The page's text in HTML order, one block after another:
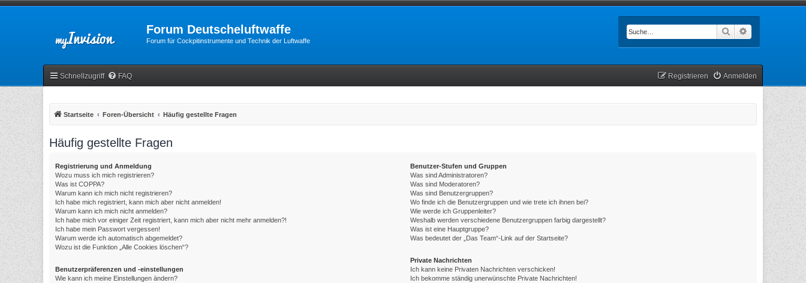
Forum Deutscheluftwaffe
Forum für Cockpitinstrumente und Technik der Luftwaffe
Suche
Schnellzugriff FAQ Anmelden
Registrieren
Startseite Foren-Übersicht Häufig gestellte Fragen
Häufig gestellte Fragen
Registrierung und Anmeldung
Wozu muss ich mich registrieren?
Was ist COPPA?
Warum kann ich mich nicht registrieren?
Ich habe mich registriert, kann mich aber nicht anmelden!
Warum kann ich mich nicht anmelden?
Ich habe mich vor einiger Zeit registriert, kann mich aber nicht mehr anmelden?!
Ich habe mein Passwort vergessen!
Warum werde ich automatisch abgemeldet?
Wozu ist die Funktion „Alle Cookies löschen“?
Benutzerpräferenzen und -einstellungen
Wie kann ich meine Einstellungen ändern?
Benutzer-Stufen und Gruppen
Was sind Administratoren?
Was sind Moderatoren?
Was sind Benutzergruppen?
Wo finde ich die Benutzergruppen und wie trete ich ihnen bei?
Wie werde ich Gruppenleiter?
Weshalb werden verschiedene Benutzergruppen farbig dargestellt?
Was ist eine Hauptgruppe?
Was bedeutet der „Das Team“-Link auf der Startseite?
Private Nachrichten
Ich kann keine Privaten Nachrichten verschicken!
Ich bekomme ständig unerwünschte Private Nachrichten!